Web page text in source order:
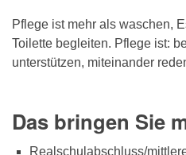
Pflege ist mehr als waschen,
Toilette begleiten. Pflege ist:
unterstützen, miteinander
Das bringen Sie
Realschulabschluss/